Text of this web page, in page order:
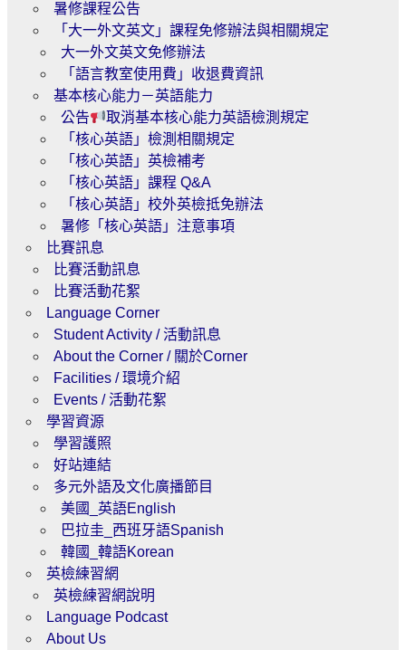
暑修課程公告
「大一外文英文」課程免修辦法與相關規定
大一外文英文免修辦法
「語言教室使用費」收退費資訊
基本核心能力－英語能力
公告
取消基本核心能力英語檢測規定
「核心英語」檢測相關規定
「核心英語」英檢補考
「核心英語」課程 Q&A
「核心英語」校外英檢抵免辦法
暑修「核心英語」注意事項
比賽訊息
比賽活動訊息
比賽活動花絮
Language Corner
Student Activity / 活動訊息
About the Corner / 關於Corner
Facilities / 環境介紹
Events / 活動花絮
學習資源
學習護照
好站連結
多元外語及文化廣播節目
美國_英語English
巴拉圭_西班牙語Spanish
韓國_韓語Korean
英檢練習網
英檢練習網說明
Language Podcast
About Us